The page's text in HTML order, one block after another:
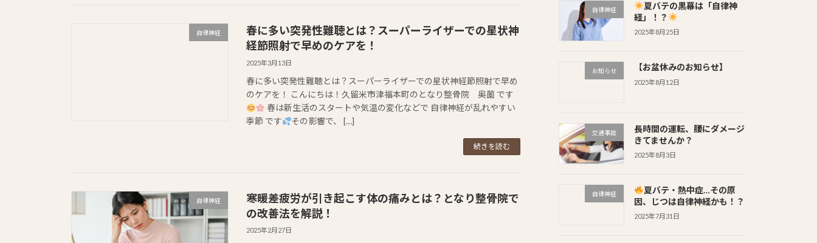
自律神経
春に多い突発性難聴とは？スーパーライザーでの星状神
経節照射で早めのケアを！
2025年3月13日
春に多い突発性難聴とは？スーパーライザーでの星状神経節照射で早め
のケアを！ こんにちは！久留米市津福本町のとなり整骨院 奥薗 です
春は新生活のスタートや気温の変化などで 自律神経が乱れやすい
季節 です
その影響で、 […]
続きを読む
自律神経
寒暖差疲労が引き起こす体の痛みとは？となり整骨院で
の改善法を解説！
2025年2月27日
自律神経
夏バテの黒幕は「自律神
経」！？
2025年8月25日
お知らせ 【お盆休みのお知らせ】
2025年8月12日
交通事故
長時間の運転、腰にダメージ
きてませんか？
2025年8月3日
自律神経
夏バテ・熱中症…その原
因、じつは自律神経かも！？
2025年7月31日